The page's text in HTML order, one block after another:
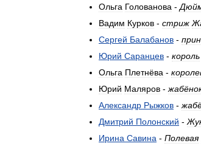
Ольга Голованова -
Вадим Курков - стриж
Сергей Балабанов -
Юрий Саранцев - король
Ольга Плетнёва -
Юрий Маляров -
Александр Рыжков -
Дмитрий Полонский -
Ирина Савина - Полевая